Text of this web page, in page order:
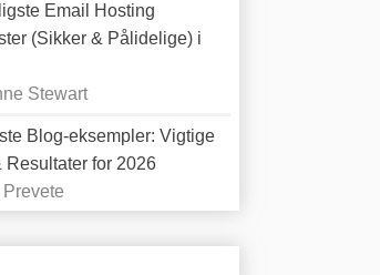
Email Hosting
(Sikker & Pålidelige) i
Stewart
Blog-eksempler: Vigtige
Resultater for 2026
Prevete